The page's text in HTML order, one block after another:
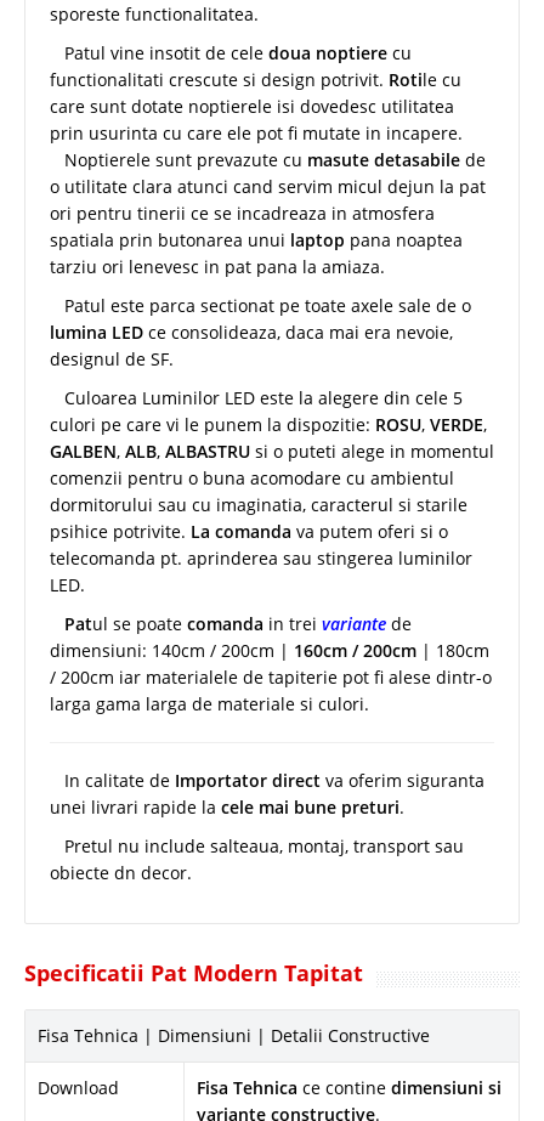
sporeste functionalitatea.
Patul vine insotit de cele doua noptiere cu
functionalitati crescute si design potrivit. Rotile cu
care sunt dotate noptierele isi dovedesc utilitatea
prin usurinta cu care ele pot fi mutate in incapere.
Noptierele sunt prevazute cu masute detasabile de
o utilitate clara atunci cand servim micul dejun la pat
ori pentru tinerii ce se incadreaza in atmosfera
spatiala prin butonarea unui laptop pana noaptea
tarziu ori lenevesc in pat pana la amiaza.
Patul este parca sectionat pe toate axele sale de o
lumina LED ce consolideaza, daca mai era nevoie,
designul de SF.
Culoarea Luminilor LED este la alegere din cele 5
culori pe care vi le punem la dispozitie: ROSU, VERDE,
GALBEN, ALB, ALBASTRU si o puteti alege in momentul
comenzii pentru o buna acomodare cu ambientul
dormitorului sau cu imaginatia, caracterul si starile
psihice potrivite. La comanda va putem oferi si o
telecomanda pt. aprinderea sau stingerea luminilor
LED.
Patul se poate comanda in trei variante de
dimensiuni: 140cm / 200cm | 160cm / 200cm | 180cm
/ 200cm iar materialele de tapiterie pot fi alese dintr-o
larga gama larga de materiale si culori.
In calitate de Importator direct va oferim siguranta
unei livrari rapide la cele mai bune preturi.
Pretul nu include salteaua, montaj, transport sau
obiecte dn decor.
Specificatii Pat Modern Tapitat
Fisa Tehnica | Dimensiuni | Detalii Constructive
Download Fisa Tehnica ce contine dimensiuni si
variante constructive.